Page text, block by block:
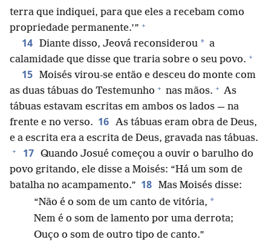
terra que indiquei, para que eles a recebam como
propriedade permanente.’” +
14 Diante disso, Jeová reconsiderou * a
calamidade que disse que traria sobre o seu povo. +
15 Moisés virou-se então e desceu do monte com
as duas tábuas do Testemunho + nas mãos. + As
tábuas estavam escritas em ambos os lados — na
frente e no verso. 16 As tábuas eram obra de Deus,
e a escrita era a escrita de Deus, gravada nas tábuas.
+ 17 Quando Josué começou a ouvir o barulho do
povo gritando, ele disse a Moisés: “Há um som de
batalha no acampamento.” 18 Mas Moisés disse:
“Não é o som de um canto de vitória, *
Nem é o som de lamento por uma derrota;
Ouço o som de outro tipo de canto.”